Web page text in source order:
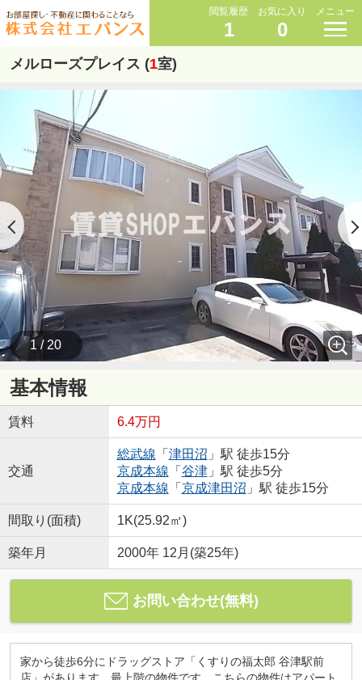
閲覧履歴
1
お気に入り
0
メニュー
メルローズプレイス (1室)
1 / 20
基本情報
賃料 6.4万円
交通
総武線 「 津田沼 」駅 徒歩15分
京成本線 「 谷津」駅 徒歩5分
京成本線 「 京成津田沼 」駅 徒歩15分
間取り(面積) 1K(25.92㎡)
築年月 2000年 12月(築25年)
お問い合わせ(無料)
家から徒歩6分にドラッグストア「くすりの福太郎 谷津駅前